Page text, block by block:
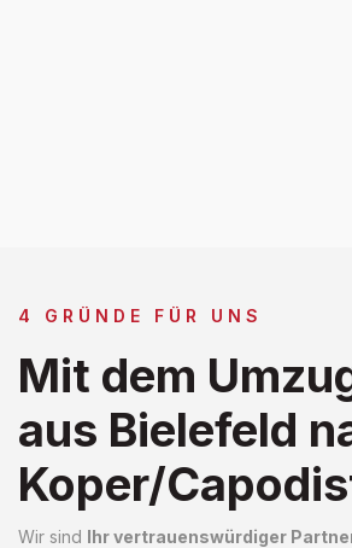
4 GRÜNDE FÜR UNS
Mit dem
aus Bielefeld
Koper/
Wir sind Ihr vertrauenswürdiger